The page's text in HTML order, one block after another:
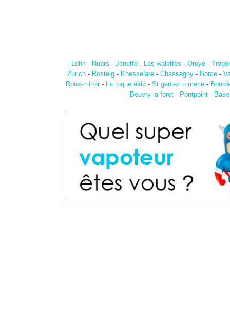
- Lohn - Nuars - Jeneffe - Les waleffes - Oreye -
Zurich - Rosteig - Knesselare - Chassagny - Borce -
Roux-miroir- La roque alric - St geniez o merle -
Beuvry la foret - Pontpoint -